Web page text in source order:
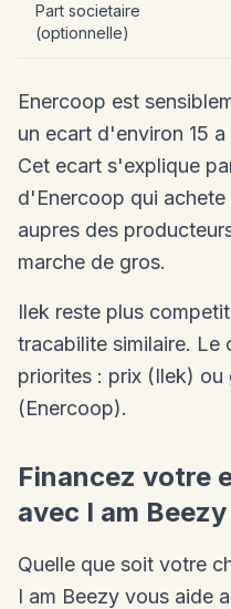
Part societaire
(optionnelle)
Enercoop est
un ecart d'environ 15
Cet ecart s'explique
d'Enercoop qui
aupres des
marche de gros.
Ilek reste plus
tracabilite similaire.
priorites : prix (Ilek)
(Enercoop).
Financez votre
avec I am Beezy
Quelle que soit votre
I am Beezy vous aide